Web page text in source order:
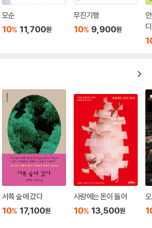
모순
10% 11,700원
무진기행
10% 9,900원
서쪽 숲에 갔다
10% 17,100원
사랑에는 돈이 들어
10% 13,500원